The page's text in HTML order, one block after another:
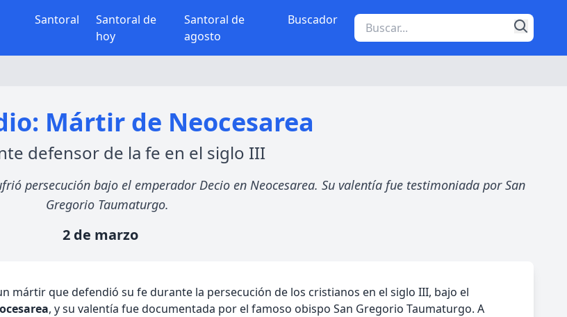
Santoral
Santoral de
hoy
Santoral de
agosto
Buscador
Mártir de Neocesarea
defensor de la fe en el siglo III
persecución bajo el emperador Decio en Neocesarea. Su valentía fue testimoniada por San
Gregorio Taumaturgo.
2 de marzo
mártir que defendió su fe durante la persecución de los cristianos en el siglo III, bajo el
, y su valentía fue documentada por el famoso obispo San Gregorio Taumaturgo. A